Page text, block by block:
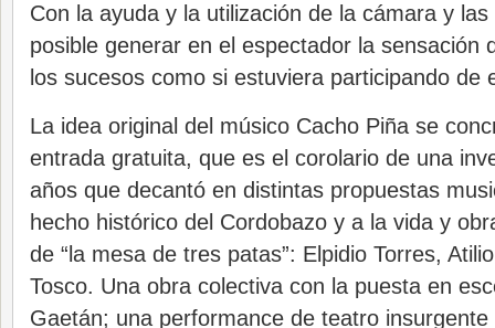
Con la ayuda y la utilización de la cámara y
posible generar en el espectador la sensación
los sucesos como si estuviera participando de
La idea original del músico Cacho Piña se
entrada gratuita, que es el corolario de una
años que decantó en distintas propuestas
hecho histórico del Cordobazo y a la vida y
de “la mesa de tres patas”: Elpidio Torres,
Tosco. Una obra colectiva con la puesta en
Gaetán; una performance de teatro